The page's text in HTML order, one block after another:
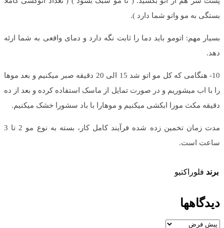
بستگی به مو واتو شما دارد ).
بسیار مهم: اتومو باید دما را ثابت نگه دارد و دمای واقعی به شما ارئه
دهد.
10- هنگامی که کل مو اتو شد 15 الی 20 دقیقه صبر میکنیم و بعد موها
را با اب میشوریم و در صورت تمایل از ماسک استفاده کرده و بعد از ده
دقیقه مکث مورا ابکشی میکنیم و موهارا با باد سشورا خشک میکنیم.
مدت زمان تخمین زده شده فرآیند کامل کار، بسته به نوع مو 2 تا 3
ساعت است.
برند فلوراکتیو
دیدگاهها